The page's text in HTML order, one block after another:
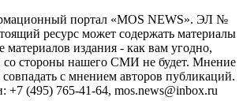
портал «MOS NEWS». ЭЛ №
ресурс может содержать материалы
материалов издания - как вам угодно,
со стороны нашего СМИ не будет. Мнение
с мнением авторов публикаций.
+7 (495) 765-41-64, mos.news@inbox.ru